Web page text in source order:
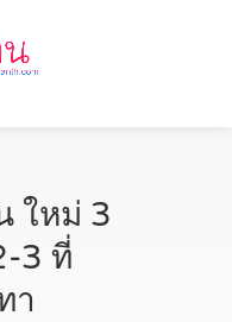
ใหม่ 3
3 ที่
า